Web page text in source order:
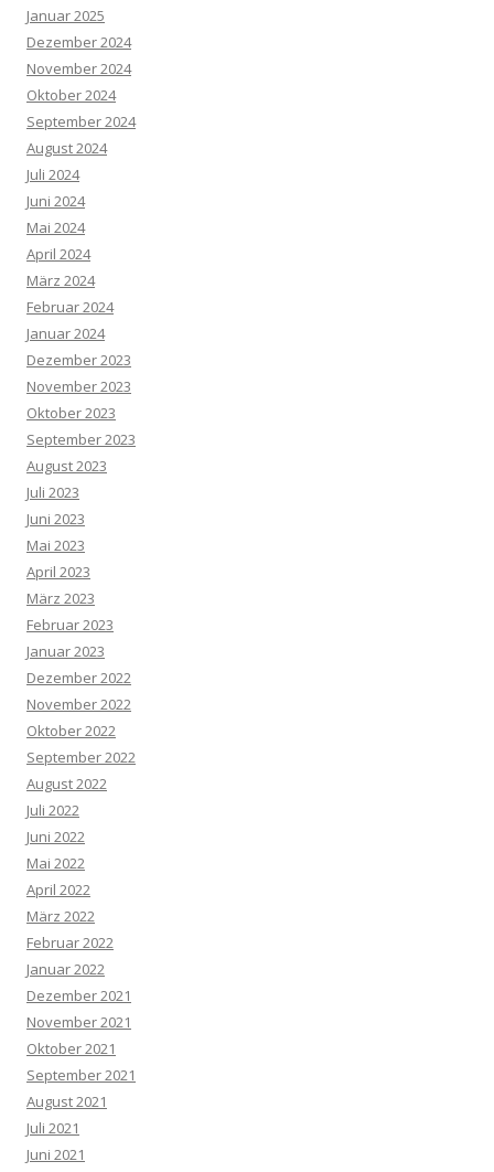
Januar 2025
Dezember 2024
November 2024
Oktober 2024
September 2024
August 2024
Juli 2024
Juni 2024
Mai 2024
April 2024
März 2024
Februar 2024
Januar 2024
Dezember 2023
November 2023
Oktober 2023
September 2023
August 2023
Juli 2023
Juni 2023
Mai 2023
April 2023
März 2023
Februar 2023
Januar 2023
Dezember 2022
November 2022
Oktober 2022
September 2022
August 2022
Juli 2022
Juni 2022
Mai 2022
April 2022
März 2022
Februar 2022
Januar 2022
Dezember 2021
November 2021
Oktober 2021
September 2021
August 2021
Juli 2021
Juni 2021